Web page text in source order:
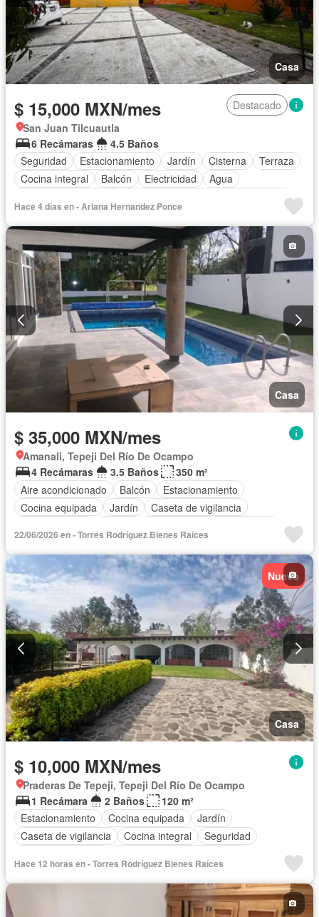
Casa
$ 15,000 MXN/mes
Destacado
San Juan Tilcuautla
6 Recámaras
4.5 Baños
Seguridad
Estacionamiento Jardín Cisterna
Terraza
Cocina integral
Balcón Electricidad
Agua
Solo familias
Parcialmente amueblado
Hace 4 días en - Ariana Hernandez Ponce
Casa
$ 35,000 MXN/mes
Amanali, Tepeji Del Río De Ocampo
4 Recámaras
3.5 Baños
350 m²
Aire acondicionado
Balcón
Estacionamiento
Cocina equipada
Jardín
Caseta de vigilancia
22/06/2026 en - Torres Rodríguez Bienes Raíces
Nuevo
Casa
$ 10,000 MXN/mes
Praderas De Tepeji, Tepeji Del Río De Ocampo
1 Recámara
2 Baños
120 m²
Estacionamiento
Cocina equipada
Jardín
Caseta de vigilancia
Cocina integral
Seguridad
Hace 12 horas en - Torres Rodríguez Bienes Raíces